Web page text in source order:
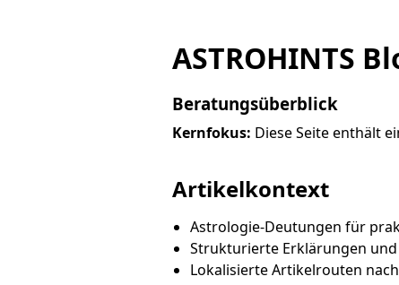
ASTROHINTS
Beratungsüberblick
Kernfokus: Diese Seite enthält
Artikelkontext
Astrologie-Deutungen für
Strukturierte Erklärungen und
Lokalisierte Artikelrouten